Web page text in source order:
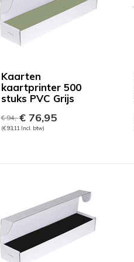
Kaarten
kaartprinter 500
stuks PVC Grijs
€ 94,-€ 76,95
(€ 93,11 Incl. btw)